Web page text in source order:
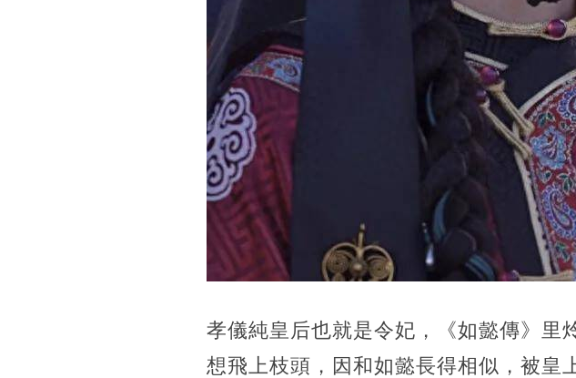
孝儀純皇后也就是令妃，《如懿傳》里
想飛上枝頭，因和如懿長得相似，被皇